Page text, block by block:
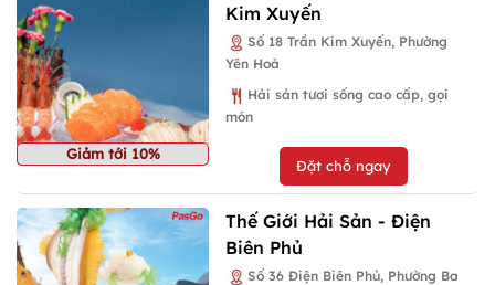
Giảm tới 10%
Kim Xuyến
Số 18 Trần Kim Xuyến, Phường
Yên Hoà
Hải sản tươi sống cao cấp, gọi
món
Đặt chỗ ngay
Thế Giới Hải Sản - Điện
Biên Phủ
Số 36 Điện Biên Phủ, Phường Ba